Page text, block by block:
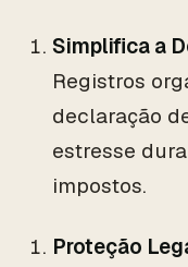
Simplifica a
Registros
declaração
estresse
impostos.
Proteção